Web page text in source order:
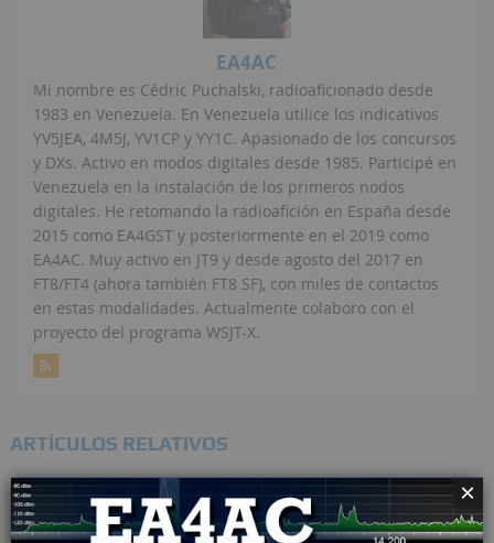
EA4AC
Mi nombre es Cédric Puchalski, radioaficionado desde
1983 en Venezuela. En Venezuela utilice los indicativos
YV5JEA, 4M5J, YV1CP y YY1C. Apasionado de los concursos
y DXs. Activo en modos digitales desde 1985. Participé en
Venezuela en la instalación de los primeros nodos
digitales. He retomando la radioafición en España desde
2015 como EA4GST y posteriormente en el 2019 como
EA4AC. Muy activo en JT9 y desde agosto del 2017 en
FT8/FT4 (ahora también FT8 SF), con miles de contactos
en estas modalidades. Actualmente colaboro con el
proyecto del programa WSJT-X.
ARTÍCULOS RELATIVOS
×